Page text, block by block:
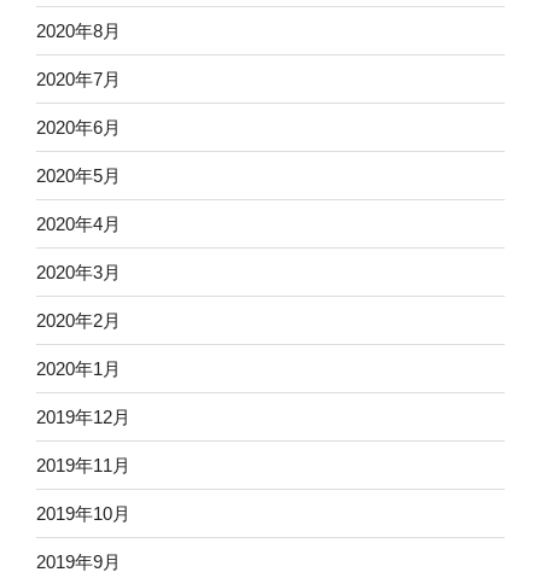
2020年8月
2020年7月
2020年6月
2020年5月
2020年4月
2020年3月
2020年2月
2020年1月
2019年12月
2019年11月
2019年10月
2019年9月